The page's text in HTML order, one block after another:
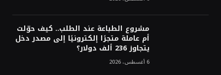
مشروع الطباعة عند الطلب.. كيف حوّلت
أم عاملة متجرًا إلكترونيًا إلى مصدر دخل
يتجاوز 236 ألف دولار؟
6 أغسطس، 2026